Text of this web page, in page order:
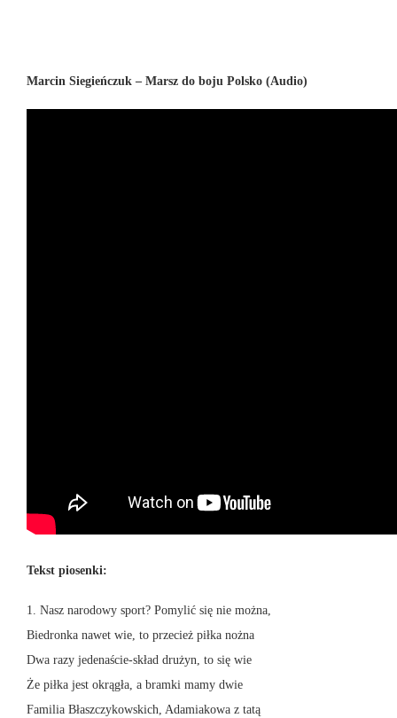
Marcin Siegieńczuk – Marsz do boju Polsko (Audio)
Tekst piosenki:
1. Nasz narodowy sport? Pomylić się nie można,
Biedronka nawet wie, to przecież piłka nożna
Dwa razy jedenaście-skład drużyn, to się wie
Że piłka jest okrągła, a bramki mamy dwie
Familia Błaszczykowskich, Adamiakowa z tatą